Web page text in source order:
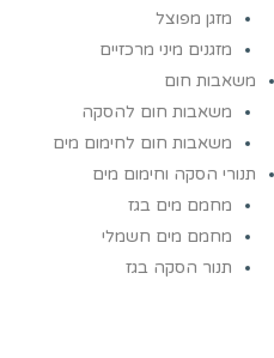
מזגן מפוצל
מזגנים מיני מרכזיים
משאבות חום
משאבות חום להסקה
משאבות חום לחימום מים
תנורי הסקה וחימום מים
מחמם מים בגז
מחמם מים חשמלי
תנור הסקה בגז